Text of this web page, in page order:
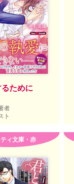
ために
者
ト
ィ文庫・赤